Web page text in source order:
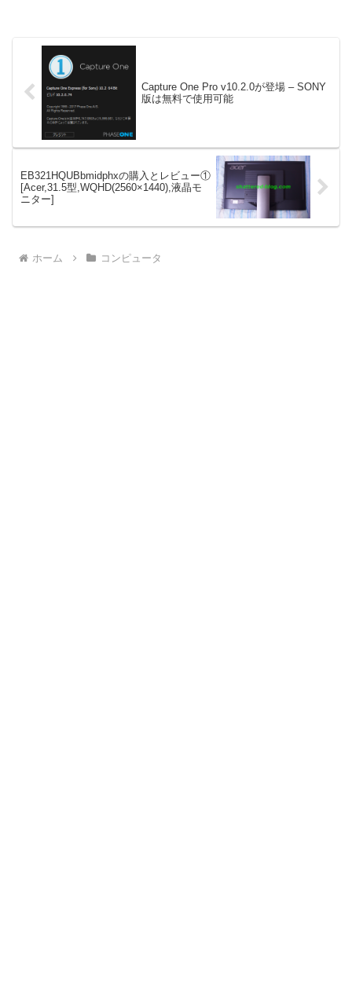
Capture One Pro v10.2.0が登場 – SONY
版は無料で使用可能
EB321HQUBbmidphxの購入とレビュー①
[Acer,31.5型,WQHD(2560×1440),液晶モ
ニター]
ホーム コンピュータ